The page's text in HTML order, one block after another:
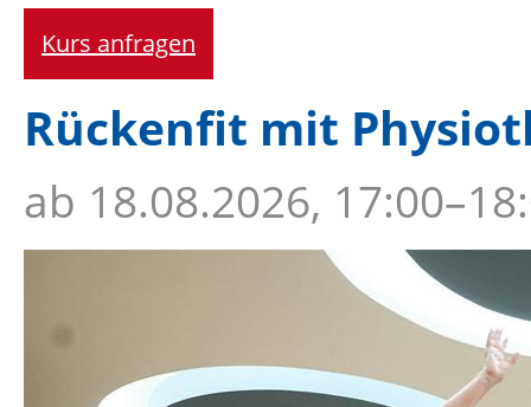
Kurs anfragen
Rückenfit mit
ab 18.08.2026,